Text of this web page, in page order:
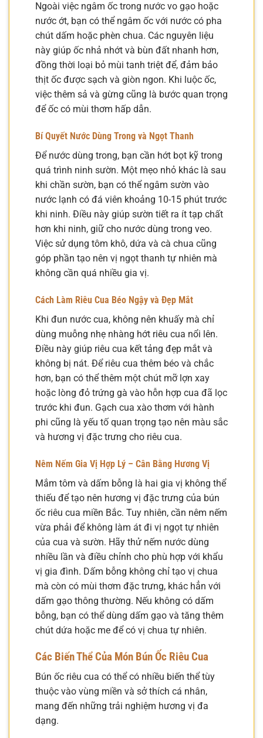
Ngoài việc ngâm ốc trong nước vo gạo hoặc
nước ớt, bạn có thể ngâm ốc với nước có pha
chút dấm hoặc phèn chua. Các nguyên liệu
này giúp ốc nhả nhớt và bùn đất nhanh hơn,
đồng thời loại bỏ mùi tanh triệt để, đảm bảo
thịt ốc được sạch và giòn ngon. Khi luộc ốc,
việc thêm sả và gừng cũng là bước quan trọng
để ốc có mùi thơm hấp dẫn.
Bí Quyết Nước Dùng Trong và Ngọt Thanh
Để nước dùng trong, bạn cần hớt bọt kỹ trong
quá trình ninh sườn. Một mẹo nhỏ khác là sau
khi chần sườn, bạn có thể ngâm sườn vào
nước lạnh có đá viên khoảng 10-15 phút trước
khi ninh. Điều này giúp sườn tiết ra ít tạp chất
hơn khi ninh, giữ cho nước dùng trong veo.
Việc sử dụng tôm khô, dứa và cà chua cũng
góp phần tạo nên vị ngọt thanh tự nhiên mà
không cần quá nhiều gia vị.
Cách Làm Riêu Cua Béo Ngậy và Đẹp Mắt
Khi đun nước cua, không nên khuấy mà chỉ
dùng muỗng nhẹ nhàng hớt riêu cua nổi lên.
Điều này giúp riêu cua kết tảng đẹp mắt và
không bị nát. Để riêu cua thêm béo và chắc
hơn, bạn có thể thêm một chút mỡ lợn xay
hoặc lòng đỏ trứng gà vào hỗn hợp cua đã lọc
trước khi đun. Gạch cua xào thơm với hành
phi cũng là yếu tố quan trọng tạo nên màu sắc
và hương vị đặc trưng cho riêu cua.
Nêm Nếm Gia Vị Hợp Lý – Cân Bằng Hương Vị
Mắm tôm và dấm bỗng là hai gia vị không thể
thiếu để tạo nên hương vị đặc trưng của bún
ốc riêu cua miền Bắc. Tuy nhiên, cần nêm nếm
vừa phải để không làm át đi vị ngọt tự nhiên
của cua và sườn. Hãy thử nếm nước dùng
nhiều lần và điều chỉnh cho phù hợp với khẩu
vị gia đình. Dấm bỗng không chỉ tạo vị chua
mà còn có mùi thơm đặc trưng, khác hẳn với
dấm gạo thông thường. Nếu không có dấm
bỗng, bạn có thể dùng dấm gạo và tăng thêm
chút dứa hoặc me để có vị chua tự nhiên.
Các Biến Thể Của Món Bún Ốc Riêu Cua
Bún ốc riêu cua có thể có nhiều biến thể tùy
thuộc vào vùng miền và sở thích cá nhân,
mang đến những trải nghiệm hương vị đa
dạng.